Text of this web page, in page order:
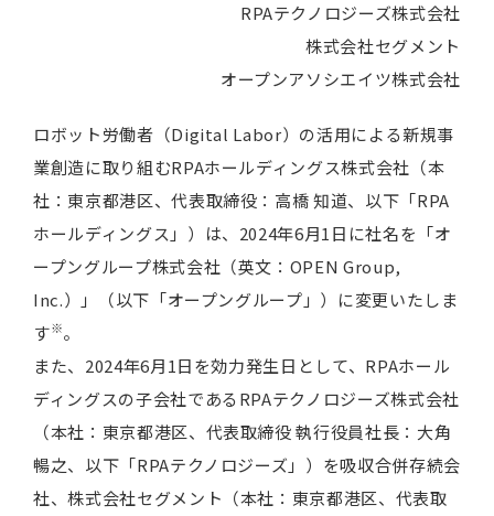
RPAテクノロジーズ株式会社
株式会社セグメント
オープンアソシエイツ株式会社
ロボット労働者（Digital Labor）の活用による新規事
業創造に取り組むRPAホールディングス株式会社（本
社：東京都港区、代表取締役：高橋 知道、以下「RPA
ホールディングス」）は、2024年6月1日に社名を「オ
ープングループ株式会社（英文：OPEN Group,
Inc.）」（以下「オープングループ」）に変更いたしま
す※。
また、2024年6月1日を効力発生日として、RPAホール
ディングスの子会社であるRPAテクノロジーズ株式会社
（本社：東京都港区、代表取締役 執行役員社長：大角
暢之、以下「RPAテクノロジーズ」）を吸収合併存続会
社、株式会社セグメント（本社：東京都港区、代表取